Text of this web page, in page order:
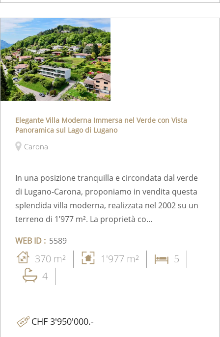
Elegante Villa Moderna Immersa nel Verde con Vista
Panoramica sul Lago di Lugano
Carona
In una posizione tranquilla e circondata dal verde
di Lugano-Carona, proponiamo in vendita questa
splendida villa moderna, realizzata nel 2002 su un
terreno di 1’977 m². La proprietà co...
WEB ID : 5589
370 m² 1'977 m²
5
4
CHF 3'950'000.-